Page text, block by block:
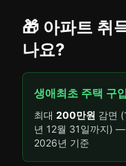
🎁 아파트 취
나요?
생애최초 주택 구입
최대 200만원 감면
년 12월 31일까지)
2026년 기준